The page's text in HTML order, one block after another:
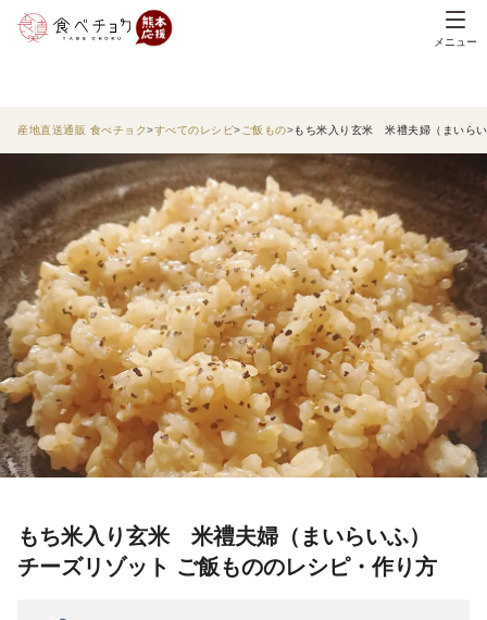
メニュー
産地直送通販 食べチョク すべてのレシピ ご飯もの もち米入り玄米 米禮夫婦（まいら
もち米入り玄米 米禮夫婦（まいらいふ）
チーズリゾット ご飯もののレシピ・作り方